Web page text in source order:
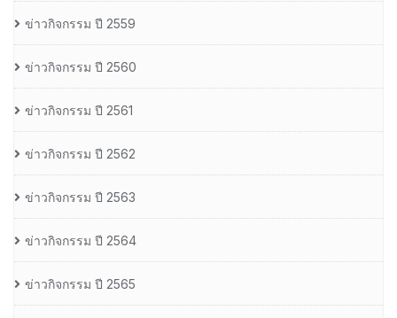
ข่าวกิจกรรม ปี 2559
ข่าวกิจกรรม ปี 2560
ข่าวกิจกรรม ปี 2561
ข่าวกิจกรรม ปี 2562
ข่าวกิจกรรม ปี 2563
ข่าวกิจกรรม ปี 2564
ข่าวกิจกรรม ปี 2565